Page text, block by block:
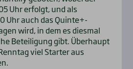
Uhr erfolgt, und als
Uhr auch das Quinte+-
wird, in dem es diesmal
Beteiligung gibt. Überhaupt
viel Starter aus